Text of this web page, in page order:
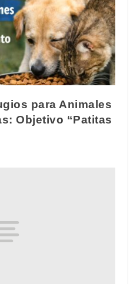
para Animales
Objetivo “Patitas